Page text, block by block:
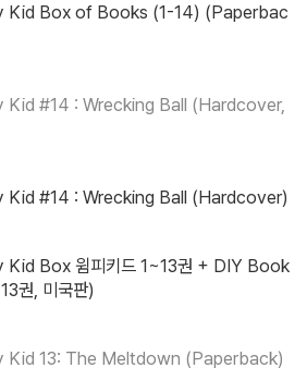
Kid Box of Books (1-14) (Paperbac
Kid #14 : Wrecking Ball (Hardcover,
Kid #14 : Wrecking Ball (Hardcover)
Box 윔피키드 1~13권 + DIY Book
권, 미국판)
Kid 13: The Meltdown (Paperback)